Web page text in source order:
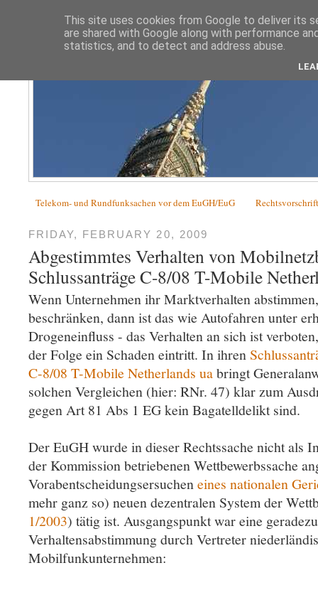
Telekom- und Rundfunksachen vor dem EuGH/EuG
FRIDAY, FEBRUARY 20, 2009
Abgestimmtes Verhalten von
Schlussanträge C-8/08 T-Mobile
Wenn Unternehmen ihr Marktverhalten
beschränken, dann ist das wie Autofahren unter
Drogeneinfluss - das Verhalten an sich ist
der Folge ein Schaden eintritt. In ihren
C-8/08 T-Mobile Netherlands uabringt
solchen Vergleichen (hier: RNr. 47) klar zum
gegen Art 81 Abs 1 EG kein Bagatelldelikt sind.
Der EuGH wurde in dieser Rechtssache nicht als
der Kommission betriebenen Wettbewerbssache
Vorabentscheidungsersucheneines nationalen
mehr ganz so) neuen dezentralen System der
1/2003) tätig ist. Ausgangspunkt war eine
Verhaltensabstimmung durch Vertreter
Mobilfunkunternehmen:
This site uses cookies from Google to deliver its
are shared with Google along with performance
statistics, and to detect and address abuse.